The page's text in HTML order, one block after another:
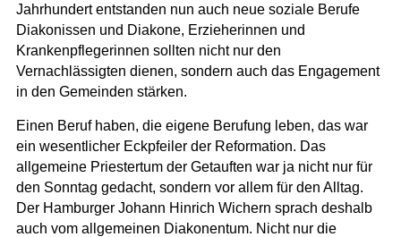
Jahrhundert entstanden nun auch neue soziale Berufe
Diakonissen und Diakone, Erzieherinnen und
Krankenpflegerinnen sollten nicht nur den
Vernachlässigten dienen, sondern auch das Engagement
in den Gemeinden stärken.
Einen Beruf haben, die eigene Berufung leben, das war
ein wesentlicher Eckpfeiler der Reformation. Das
allgemeine Priestertum der Getauften war ja nicht nur für
den Sonntag gedacht, sondern vor allem für den Alltag.
Der Hamburger Johann Hinrich Wichern sprach deshalb
auch vom allgemeinen Diakonentum. Nicht nur die